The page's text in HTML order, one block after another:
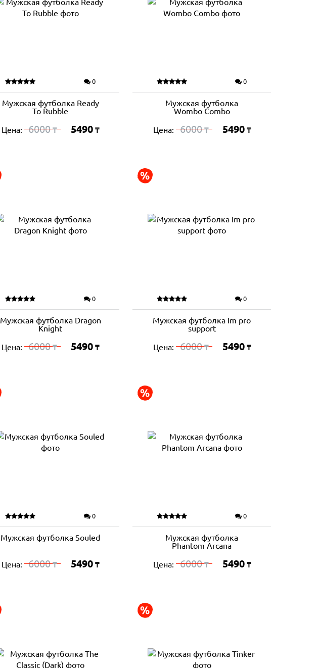
0
Мужская футболка Ready
To Rubble
Цена: 6000₸ 5490 ₸
0
Мужская футболка
Wombo Combo
Цена: 6000₸ 5490 ₸
0
Мужская футболка Dragon
Knight
Цена: 6000₸ 5490 ₸
0
Мужская футболка Im pro
support
Цена: 6000₸ 5490 ₸
0
Мужская футболка Souled
Цена: 6000₸ 5490 ₸
0
Мужская футболка
Phantom Arcana
Цена: 6000₸ 5490 ₸